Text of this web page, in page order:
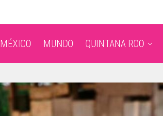
MÉXICO MUNDO QUINTANA ROO